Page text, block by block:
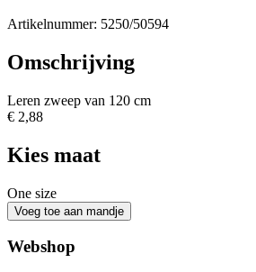
Artikelnummer: 5250/50594
Omschrijving
Leren zweep van 120 cm
€ 2,88
Kies maat
One size
Webshop